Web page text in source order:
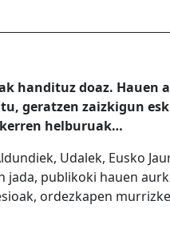
handituz doaz. Hauen
geratzen zaizkigun
helburuak…
Udalek, Eusko
publikoki hauen
ordezkapen